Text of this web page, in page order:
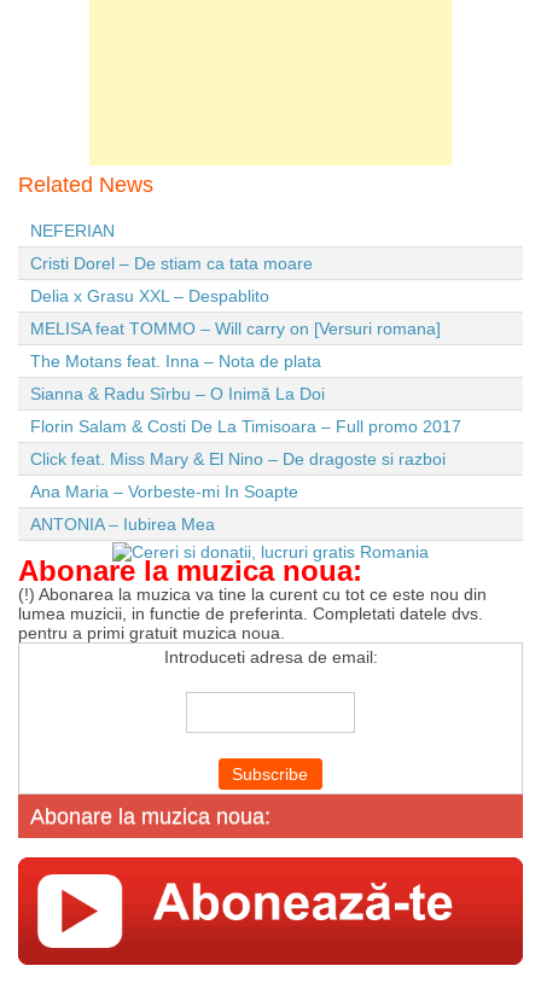
Related News
NEFERIAN
Cristi Dorel – De stiam ca tata moare
Delia x Grasu XXL – Despablito
MELISA feat TOMMO – Will carry on [Versuri romana]
The Motans feat. Inna – Nota de plata
Sianna & Radu Sîrbu – O Inimă La Doi
Florin Salam & Costi De La Timisoara – Full promo 2017
Click feat. Miss Mary & El Nino – De dragoste si razboi
Ana Maria – Vorbeste-mi In Soapte
ANTONIA – Iubirea Mea
Abonare la muzica noua:
(!) Abonarea la muzica va tine la curent cu tot ce este nou din
lumea muzicii, in functie de preferinta. Completati datele dvs.
pentru a primi gratuit muzica noua.
Introduceti adresa de email:
Abonare la muzica noua: